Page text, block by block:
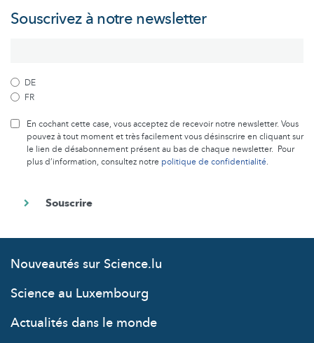
Souscrivez à notre newsletter
DE
FR
En cochant cette case, vous acceptez de recevoir notre newsletter. Vous
pouvez à tout moment et très facilement vous désinscrire en cliquant sur
le lien de désabonnement présent au bas de chaque newsletter. Pour
plus d’information, consultez notre politique de confidentialité.
Nouveautés sur Science.lu
Science au Luxembourg
Actualités dans le monde